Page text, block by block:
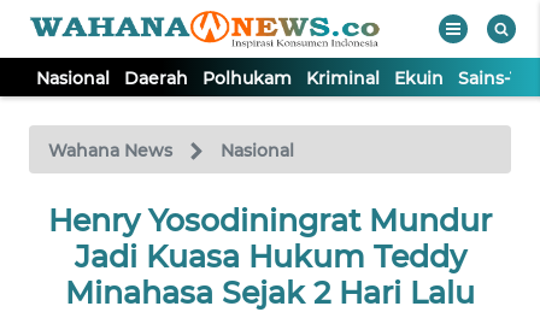
Nasional Daerah Polhukam Kriminal Ekuin Sains-
Wahana News Nasional
Henry Yosodiningrat Mundur
Jadi Kuasa Hukum Teddy
Minahasa Sejak 2 Hari Lalu
TV
Tutup
NASIONAL
DAERAH